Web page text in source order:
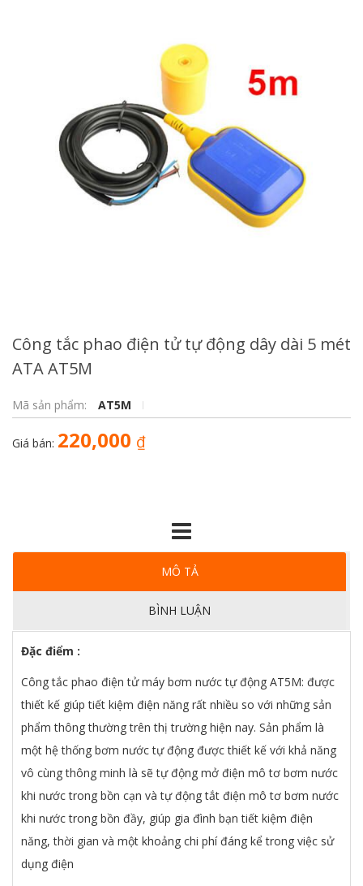
Công tắc phao điện tử tự động dây dài 5 mét
ATA AT5M
Mã sản phẩm: AT5M
Giá bán: 220,000 ₫
MÔ TẢ
BÌNH LUẬN
Đặc điểm :
Công tắc phao điện tử máy bơm nước tự động AT5M: được
thiết kế giúp tiết kiệm điện năng rất nhiều so với những sản
phẩm thông thường trên thị trường hiện nay. Sản phẩm là
một hệ thống bơm nước tự động được thiết kế với khả năng
vô cùng thông minh là sẽ tự động mở điện mô tơ bơm nước
khi nước trong bồn cạn và tự động tắt điện mô tơ bơm nước
khi nước trong bồn đầy, giúp gia đình bạn tiết kiệm điện
năng, thời gian và một khoảng chi phí đáng kể trong việc sử
dụng điện